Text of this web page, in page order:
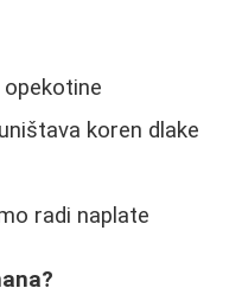
koren dlake
radi naplate